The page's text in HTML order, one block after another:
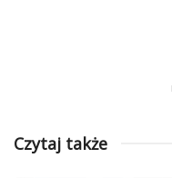
Czytaj także